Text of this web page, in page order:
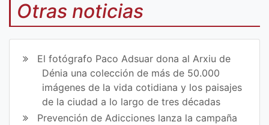
mp
art
en
Fa
ce
mp
art
ir
en
Tw
itt
Otras noticias
El fotógrafo Paco Adsuar dona al Arxiu de
Dénia una colección de más de 50.000
imágenes de la vida cotidiana y los paisajes
de la ciudad a lo largo de tres décadas
Prevención de Adicciones lanza la campaña